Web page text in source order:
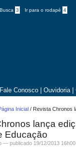
3 Ir para o rodapé 4
Fale Conosco Ouvidoria
Inicial / Revista Chronos
lança
Educação
—publicado 19/12/2013